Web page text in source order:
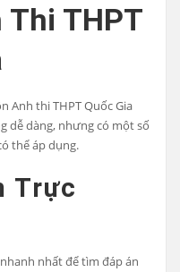
Thi THPT
Anh thi THPT Quốc Gia
dễ dàng, nhưng có một số
thể áp dụng.
Trực
nhất để tìm đáp án